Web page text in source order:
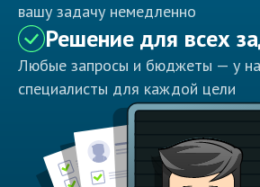
вашу задачу немедленно
Решение для всех
Любые запросы и бюджеты — у
специалисты для каждой цели